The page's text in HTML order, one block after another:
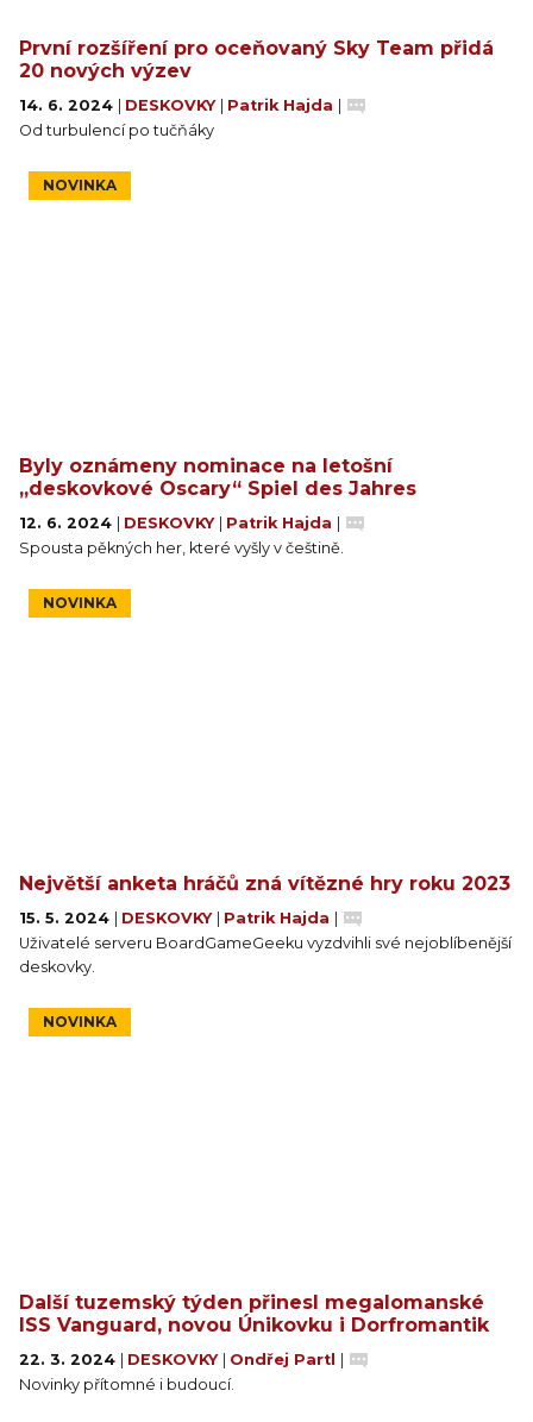
První rozšíření pro oceňovaný Sky Team přidá
20 nových výzev
14. 6. 2024 DESKOVKY Patrik Hajda
Od turbulencí po tučňáky
NOVINKA
Byly oznámeny nominace na letošní
„deskovkové Oscary“ Spiel des Jahres
12. 6. 2024 DESKOVKY Patrik Hajda
Spousta pěkných her, které vyšly v češtině.
NOVINKA
Největší anketa hráčů zná vítězné hry roku 2023
15. 5. 2024 DESKOVKY Patrik Hajda
Uživatelé serveru BoardGameGeeku vyzdvihli své nejoblíbenější
deskovky.
NOVINKA
Další tuzemský týden přinesl megalomanské
ISS Vanguard, novou Únikovku i Dorfromantik
22. 3. 2024 DESKOVKY Ondřej Partl
Novinky přítomné i budoucí.